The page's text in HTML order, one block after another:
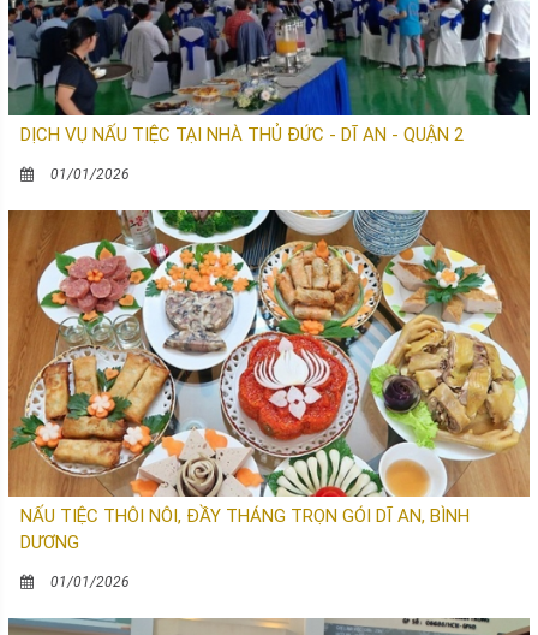
DỊCH VỤ NẤU TIỆC TẠI NHÀ THỦ ĐỨC - DĨ AN - QUẬN 2
01/01/2026
NẤU TIỆC THÔI NÔI, ĐẦY THÁNG TRỌN GÓI DĨ AN, BÌNH
DƯƠNG
01/01/2026